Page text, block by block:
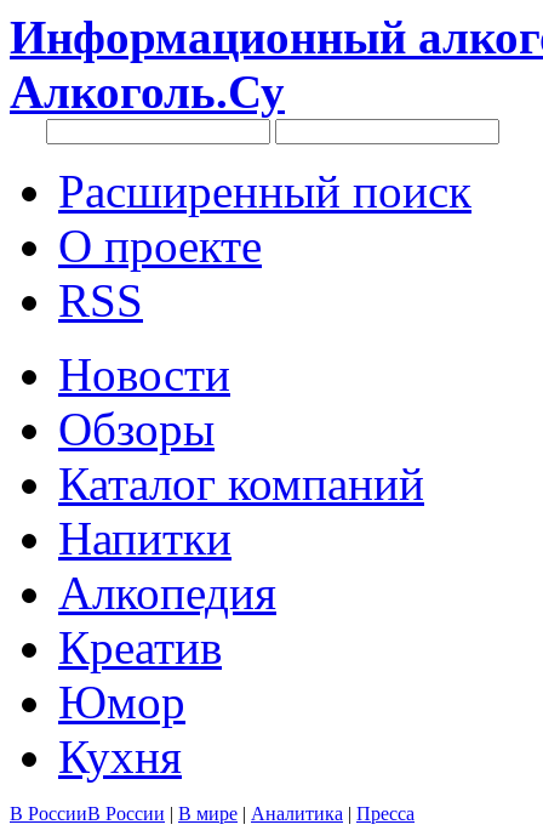
Информационный
Алкоголь.Су
Расширенный поиск
О проекте
RSS
Новости
Обзоры
Каталог компаний
Напитки
Алкопедия
Креатив
Юмор
Кухня
В РоссииВ России | В мире | Аналитика | Пресса